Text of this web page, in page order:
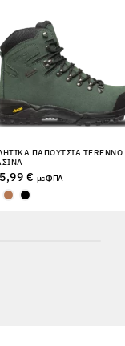
ΠΑΠΟΎΤΣΙΑ TERENNO
€ με ΦΠΑ